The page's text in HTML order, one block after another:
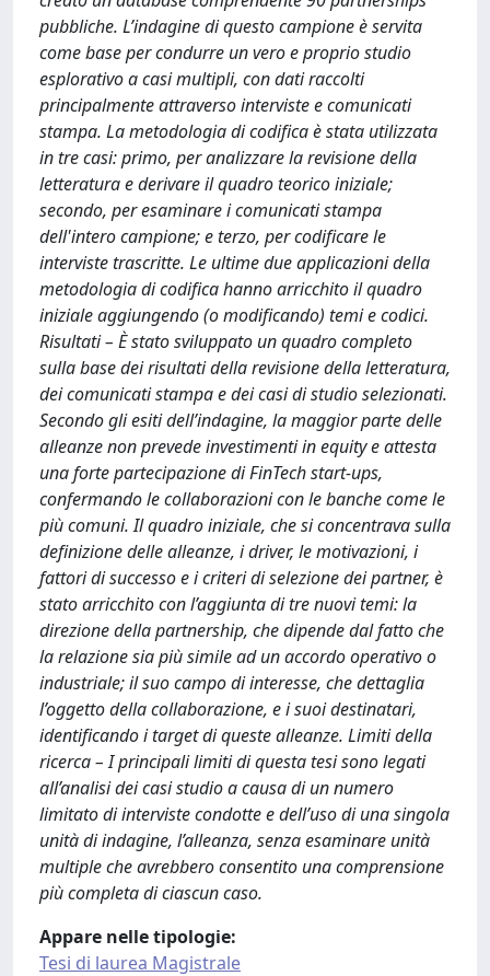
pubbliche. L’indagine di questo campione è servita
come base per condurre un vero e proprio studio
esplorativo a casi multipli, con dati raccolti
principalmente attraverso interviste e comunicati
stampa. La metodologia di codifica è stata utilizzata
in tre casi: primo, per analizzare la revisione della
letteratura e derivare il quadro teorico iniziale;
secondo, per esaminare i comunicati stampa
dell'intero campione; e terzo, per codificare le
interviste trascritte. Le ultime due applicazioni della
metodologia di codifica hanno arricchito il quadro
iniziale aggiungendo (o modificando) temi e codici.
Risultati – È stato sviluppato un quadro completo
sulla base dei risultati della revisione della letteratura,
dei comunicati stampa e dei casi di studio selezionati.
Secondo gli esiti dell’indagine, la maggior parte delle
alleanze non prevede investimenti in equity e attesta
una forte partecipazione di FinTech start-ups,
confermando le collaborazioni con le banche come le
più comuni. Il quadro iniziale, che si concentrava sulla
definizione delle alleanze, i driver, le motivazioni, i
fattori di successo e i criteri di selezione dei partner, è
stato arricchito con l’aggiunta di tre nuovi temi: la
direzione della partnership, che dipende dal fatto che
la relazione sia più simile ad un accordo operativo o
industriale; il suo campo di interesse, che dettaglia
l’oggetto della collaborazione, e i suoi destinatari,
identificando i target di queste alleanze. Limiti della
ricerca – I principali limiti di questa tesi sono legati
all’analisi dei casi studio a causa di un numero
limitato di interviste condotte e dell’uso di una singola
unità di indagine, l’alleanza, senza esaminare unità
multiple che avrebbero consentito una comprensione
più completa di ciascun caso.
Appare nelle tipologie:
Tesi di laurea Magistrale